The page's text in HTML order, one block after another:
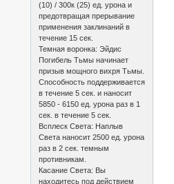
(10) / 300к (25) ед. урона и
предотвращая прерывание
применения заклинаний в
течение 15 сек.
Темная воронка: Эйдис
Погибель Тьмы начинает
призыв мощного вихря Тьмы.
Способность поддерживается
в течение 5 сек. и наносит
5850 - 6150 ед. урона раз в 1
сек. в течение 5 сек.
Всплеск Света: Наплыв
Света наносит 2500 ед. урона
раз в 2 сек. темным
противникам.
Касание Света: Вы
находитесь под действием